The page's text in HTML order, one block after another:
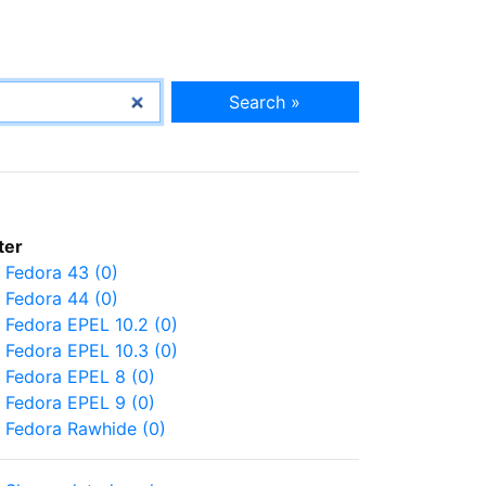
Search »
Fedora 43 (0)
Fedora 44 (0)
Fedora EPEL 10.2 (0)
Fedora EPEL 10.3 (0)
Fedora EPEL 8 (0)
Fedora EPEL 9 (0)
Fedora Rawhide (0)